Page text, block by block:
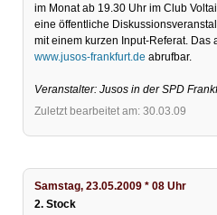
im Monat ab 19.30 Uhr im Club
eine öffentliche
mit einem kurzen Input-Referat. Das
www.jusos-frankfurt.de abrufbar.
Veranstalter: Jusos in der SPD
Zuletzt bearbeitet am: 30.03.09
Samstag, 23.05.2009 * 08 Uhr
2. Stock